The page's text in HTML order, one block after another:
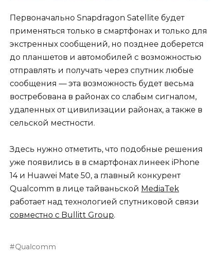
Первоначально Snapdragon Satellite будет
применяться только в смартфонах и только для
экстренных сообщений, но позднее доберется
до планшетов и автомобилей с возможностью
отправлять и получать через спутник любые
сообщения — эта возможность будет весьма
востребована в районах со слабым сигналом,
удаленных от цивилизации районах, а также в
сельской местности.
Здесь нужно отметить, что подобные решения
уже появились в в смартфонах линеек iPhone
14 и Huawei Mate 50, а главный конкурент
Qualcomm в лице тайваньской MediaTek
работает над технологией спутниковой связи
совместно с Bullitt Group.
Qualcomm